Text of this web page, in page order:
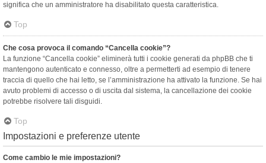
significa che un amministratore ha disabilitato questa caratteristica.
Top
Che cosa provoca il comando “Cancella cookie”?
La funzione “Cancella cookie” eliminerà tutti i cookie generati da phpBB che ti
mantengono autenticato e connesso, oltre a permetterti ad esempio di tenere
traccia di quello che hai letto, se l’amministrazione ha attivato la funzione. Se hai
avuto problemi di accesso o di uscita dal sistema, la cancellazione dei cookie
potrebbe risolvere tali disguidi.
Top
Impostazioni e preferenze utente
Come cambio le mie impostazioni?